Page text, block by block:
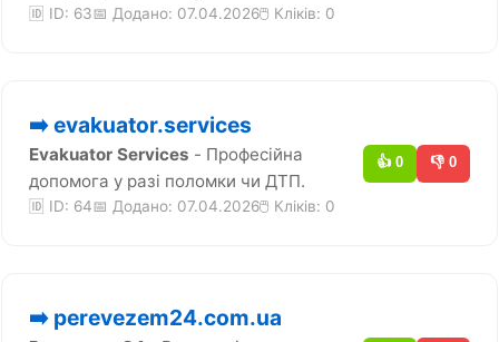
🆔 ID: 63📅 Додано: 07.04.2026🖱️ Кліків: 0
➡️ evakuator.services
Evakuator Services - Професійна
допомога у разі поломки чи ДТП.
🆔 ID: 64📅 Додано: 07.04.2026🖱️ Кліків: 0
👍 0 👎 0
➡️ perevezem24.com.ua